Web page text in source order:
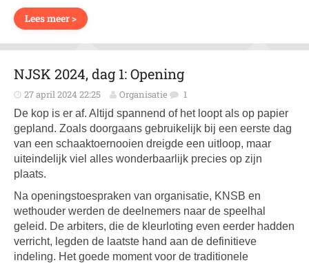
Lees meer >
NJSK 2024, dag 1: Opening
27 april 2024 22:25 Organisatie 1
De kop is er af. Altijd spannend of het loopt als op papier
gepland. Zoals doorgaans gebruikelijk bij een eerste dag
van een schaaktoernooien dreigde een uitloop, maar
uiteindelijk viel alles wonderbaarlijk precies op zijn
plaats.
Na openingstoespraken van organisatie, KNSB en
wethouder werden de deelnemers naar de speelhal
geleid. De arbiters, die de kleurloting even eerder hadden
verricht, legden de laatste hand aan de definitieve
indeling. Het goede moment voor de traditionele